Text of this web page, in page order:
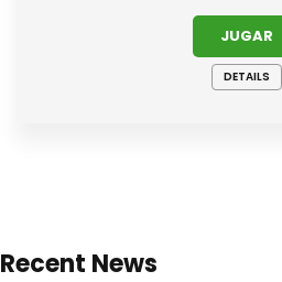
JUGAR
DETAILS
Recent News